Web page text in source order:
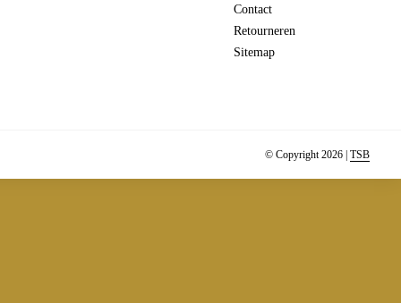
Contact
Retourneren
Sitemap
© Copyright 2026 | TSB